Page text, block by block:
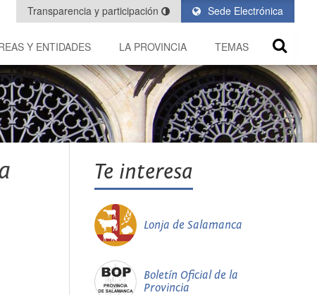
Sede Electrónica
Transparencia y participación
Y ENTIDADES LA PROVINCIA TEMAS
Te interesa
Lonja de Salamanca
Boletín Oficial de la
Provincia